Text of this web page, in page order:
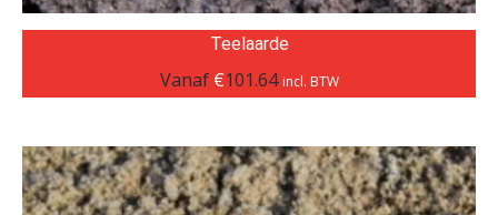
Teelaarde
Vanaf €101.64 incl. BTW